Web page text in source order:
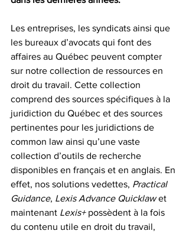
Les entreprises, les syndicats ainsi que
les bureaux d’avocats qui font des
affaires au Québec peuvent compter
sur notre collection de ressources en
droit du travail. Cette collection
comprend des sources spécifiques à la
juridiction du Québec et des sources
pertinentes pour les juridictions de
common law ainsi qu’une vaste
collection d’outils de recherche
disponibles en français et en anglais. En
effet, nos solutions vedettes, Practical
Guidance, Lexis Advance Quicklaw et
maintenant Lexis+ possèdent à la fois
du contenu utile en droit du travail,